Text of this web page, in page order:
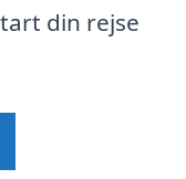
din rejse